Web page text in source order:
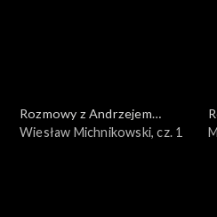
Rozmowy z Andrzejem
Doboszem
Wiesław Michnikowski, cz. 1